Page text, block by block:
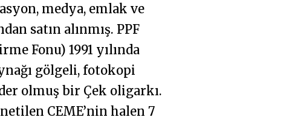
medya, emlak ve
satın alınmış. PPF
Fonu) 1991 yılında
gölgeli, fotokopi
olmuş bir Çek oligarkı.
CEME’nin halen 7